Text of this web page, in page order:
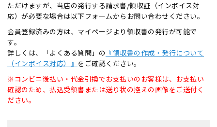
ただけますが、当店の発行する請求書/領収証（インボイス対
応）が必要な場合は以下フォームからお問い合わせください。
会員登録済みの方は、マイページより領収書の発行が可能で
す。
詳しくは、「よくある質問」の 『領収書の作成・発行について
（インボイス対応）』 をご確認ください。
※コンビニ後払い・代金引換でお支払いのお客様は、お支払い
確認のため、払込受領書または送り状の控えの画像をご送付く
ださい。